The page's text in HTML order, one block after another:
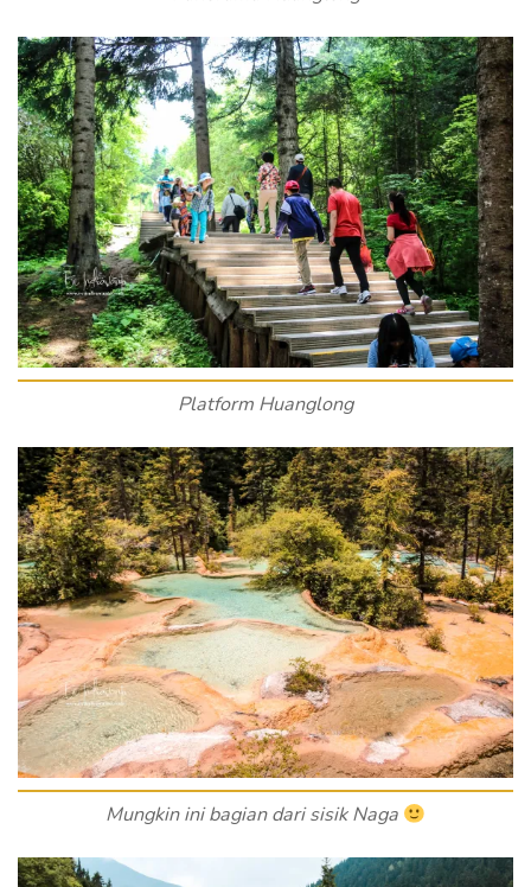
Platform Huanglong
Mungkin ini bagian dari sisik Naga